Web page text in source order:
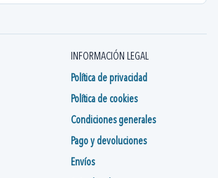
INFORMACIÓN LEGAL
Política de privacidad
Política de cookies
Condiciones generales
Pago y devoluciones
Envíos